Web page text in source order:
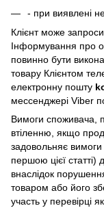
- при виявлені
Клієнт може
Інформування про
повинно бути
товару Клієнтом
електронну пошту
мессенджері Viber
Вимоги споживача,
втіленню, якщо
задовольняє
першою цієї
внаслідок
товаром або його
участь у перевірці